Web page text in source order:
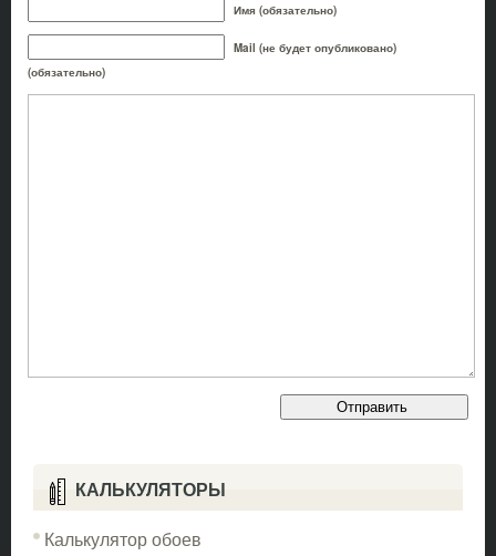
Имя (обязательно)
Mail (не будет опубликовано)
(обязательно)
КАЛЬКУЛЯТОРЫ
Калькулятор обоев